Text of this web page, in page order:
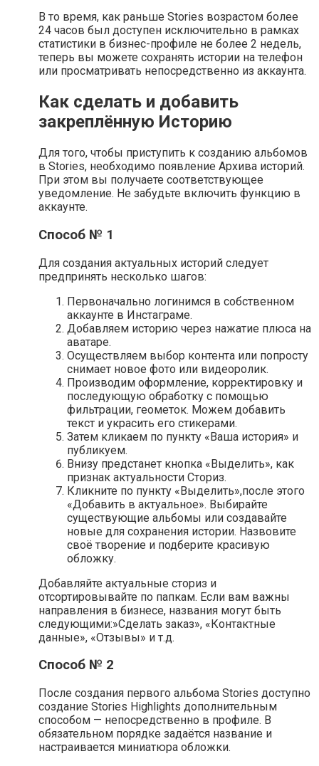
В то время, как раньше Stories возрастом более
24 часов был доступен исключительно в рамках
статистики в бизнес-профиле не более 2 недель,
теперь вы можете сохранять истории на телефон
или просматривать непосредственно из аккаунта.
Как сделать и добавить
закреплённую Историю
Для того, чтобы приступить к созданию альбомов
в Stories, необходимо появление Архива историй.
При этом вы получаете соответствующее
уведомление. Не забудьте включить функцию в
аккаунте.
Способ № 1
Для создания актуальных историй следует
предпринять несколько шагов:
Первоначально логинимся в собственном
аккаунте в Инстаграме.
Добавляем историю через нажатие плюса на
аватаре.
Осуществляем выбор контента или попросту
снимает новое фото или видеоролик.
Производим оформление, корректировку и
последующую обработку с помощью
фильтрации, геометок. Можем добавить
текст и украсить его стикерами.
Затем кликаем по пункту «Ваша история» и
публикуем.
Внизу предстанет кнопка «Выделить», как
признак актуальности Сториз.
Кликните по пункту «Выделить»,после этого
«Добавить в актуальное». Выбирайте
существующие альбомы или создавайте
новые для сохранения истории. Назвовите
своё творение и подберите красивую
обложку.
Добавляйте актуальные сториз и
отсортировывайте по папкам. Если вам важны
направления в бизнесе, названия могут быть
следующими:»Сделать заказ», «Контактные
данные», «Отзывы» и т.д.
Способ № 2
После создания первого альбома Stories доступно
создание Stories Highlights дополнительным
способом — непосредственно в профиле. В
обязательном порядке задаётся название и
настраивается миниатюра обложки.